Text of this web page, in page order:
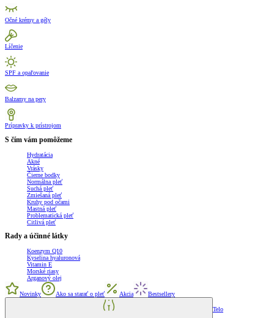
Očné krémy a gély
Líčenie
SPF a opaľovanie
Balzamy na pery
Prípravky k prístrojom
S čím vám pomôžeme
Hydratácia
Akné
Vrásky
Čierne bodky
Normálna pleť
Suchá pleť
Zmiešaná pleť
Kruhy pod očami
Mastná pleť
Problematická pleť
Citlivá pleť
Rady a účinné látky
Koenzym Q10
Kyselina hyaluronová
Vitamin E
Morské riasy
Arganový olej
Novinky Ako sa starať o pleť Akcia Bestsellery
Telo